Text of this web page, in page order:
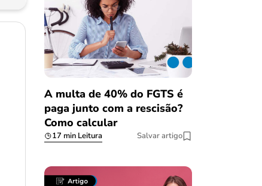
A multa de 40% do FGTS é
paga junto com a rescisão?
Como calcular
17 min Leitura Salvar artigo